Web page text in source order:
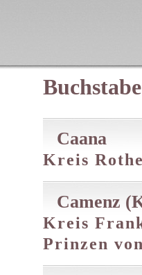
Caana
Kreis
Camenz
Kreis
Prinzen